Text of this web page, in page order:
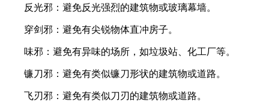
反光邪：避免反光强烈的建筑物或玻璃幕墙。
穿剑邪：避免有尖锐物体直冲房子。
味邪：避免有异味的场所，如垃圾站、化工厂等。
镰刀邪：避免有类似镰刀形状的建筑物或道路。
飞刃邪：避免有类似刀刃的建筑物或道路。